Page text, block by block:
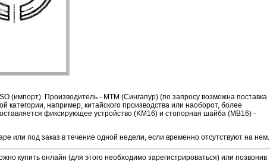
(импорт). Производитель - МТМ (Сингапур) (по запросу возможна поставка
категории, например, китайского производства или наоборот, более
фиксирующее устройство (KM16) и стопорная шайба (MB16) -
или под заказ в течение одной недели, если временно отсутствуют на нем.
купить онлайн (для этого необходимо зарегистрироваться) или позвонив